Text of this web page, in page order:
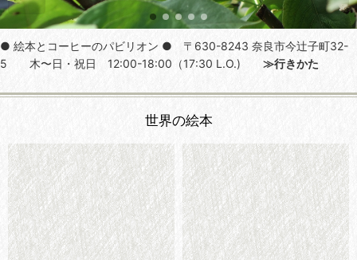
● 絵本とコーヒーのパビリオン ● 〒630-8243 奈良市今辻子町32-
5 木〜日・祝日 12:00-18:00（17:30 L.O.)
≫行きかた
世界の絵本